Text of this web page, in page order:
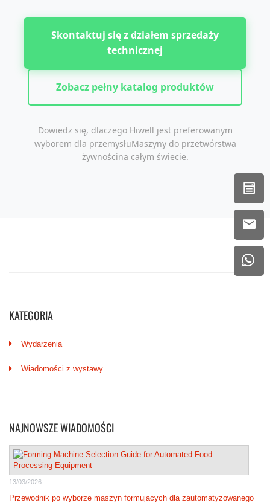
KATEGORIA
Wydarzenia
Wiadomości z wystawy
NAJNOWSZE WIADOMOŚCI
13/03/2026
Przewodnik po wyborze maszyn formujących dla zautomatyzowanego